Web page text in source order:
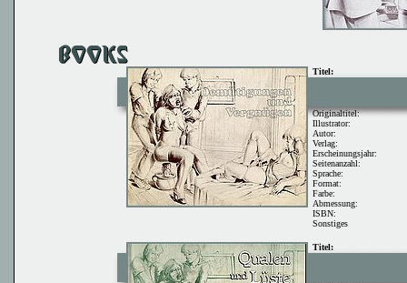
Titel:
Originaltitel:
Illustrator:
Autor:
Verlag:
Erscheinungsjahr:
Seitenanzahl:
Sprache:
Format:
Farbe:
Abmessung:
ISBN:
Sonstiges
Titel: